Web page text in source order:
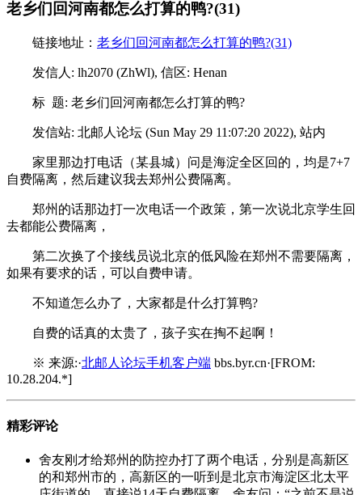
老乡们回河南都怎么打算的鸭?(31)
链接地址： 老乡们回河南都怎么打算的鸭?(31)
发信人: lh2070 (ZhWl), 信区: Henan
标 题: 老乡们回河南都怎么打算的鸭?
发信站: 北邮人论坛 (Sun May 29 11:07:20 2022), 站内
家里那边打电话（某县城）问是海淀全区回的，均是7+7
自费隔离，然后建议我去郑州公费隔离。
郑州的话那边打一次电话一个政策，第一次说北京学生回
去都能公费隔离，
第二次换了个接线员说北京的低风险在郑州不需要隔离，
如果有要求的话，可以自费申请。
不知道怎么办了，大家都是什么打算鸭?
自费的话真的太贵了，孩子实在掏不起啊！
※ 来源:·北邮人论坛手机客户端 bbs.byr.cn·[FROM:
10.28.204.*]
精彩评论
舍友刚才给郑州的防控办打了两个电话，分别是高新区
的和郑州市的，高新区的一听到是北京市海淀区北太平